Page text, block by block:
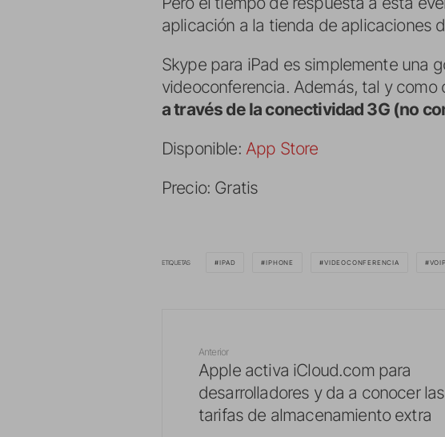
aplicación a la tienda de aplicaciones
Skype para iPad es simplemente una
videoconferencia. Además, tal y como
a través de la conectividad 3G (no
Disponible: App Store
Precio: Gratis
ETIQUETAS IPAD IPHONE VIDEOCONFERENCIA VOIP
Anterior
Apple activa iCloud.com para
desarrolladores y da a conocer las
tarifas de almacenamiento extra